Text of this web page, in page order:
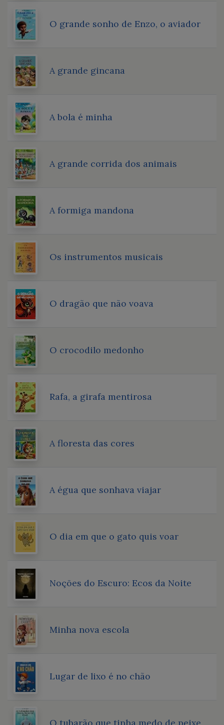
O grande sonho de Enzo, o aviador
A grande gincana
A bola é minha
A grande corrida dos animais
A formiga mandona
Os instrumentos musicais
O dragão que não voava
O crocodilo medonho
Rafa, a girafa mentirosa
A floresta das cores
A égua que sonhava viajar
O dia em que o gato quis voar
Noções do Escuro: Ecos da Noite
Minha nova escola
Lugar de lixo é no chão
O tubarão que tinha medo de peixe